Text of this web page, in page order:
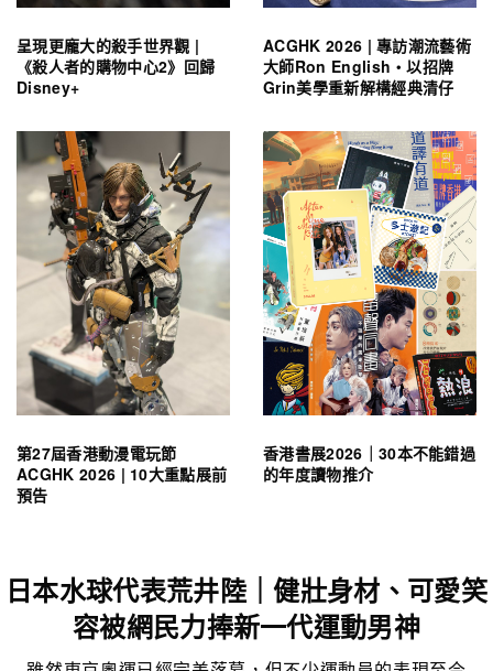
呈現更龐大的殺手世界觀 |
《殺人者的購物中心2》回歸
Disney+
ACGHK 2026 | 專訪潮流藝術
大師Ron English・以招牌
Grin美學重新解構經典清仔
第27屆香港動漫電玩節
ACGHK 2026 | 10大重點展前
預告
香港書展2026｜30本不能錯過
的年度讀物推介
日本水球代表荒井陸｜健壯身材、可愛笑
容被網民力捧新一代運動男神